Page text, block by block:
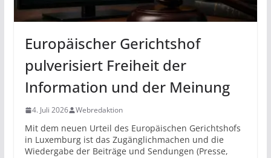
Europäischer Gerichtshof
pulverisiert Freiheit der
Information und der Meinung
4. Juli 2026 Webredaktion
Mit dem neuen Urteil des Europäischen Gerichtshofs
in Luxemburg ist das Zugänglichmachen und die
Wiedergabe der Beiträge und Sendungen (Presse,